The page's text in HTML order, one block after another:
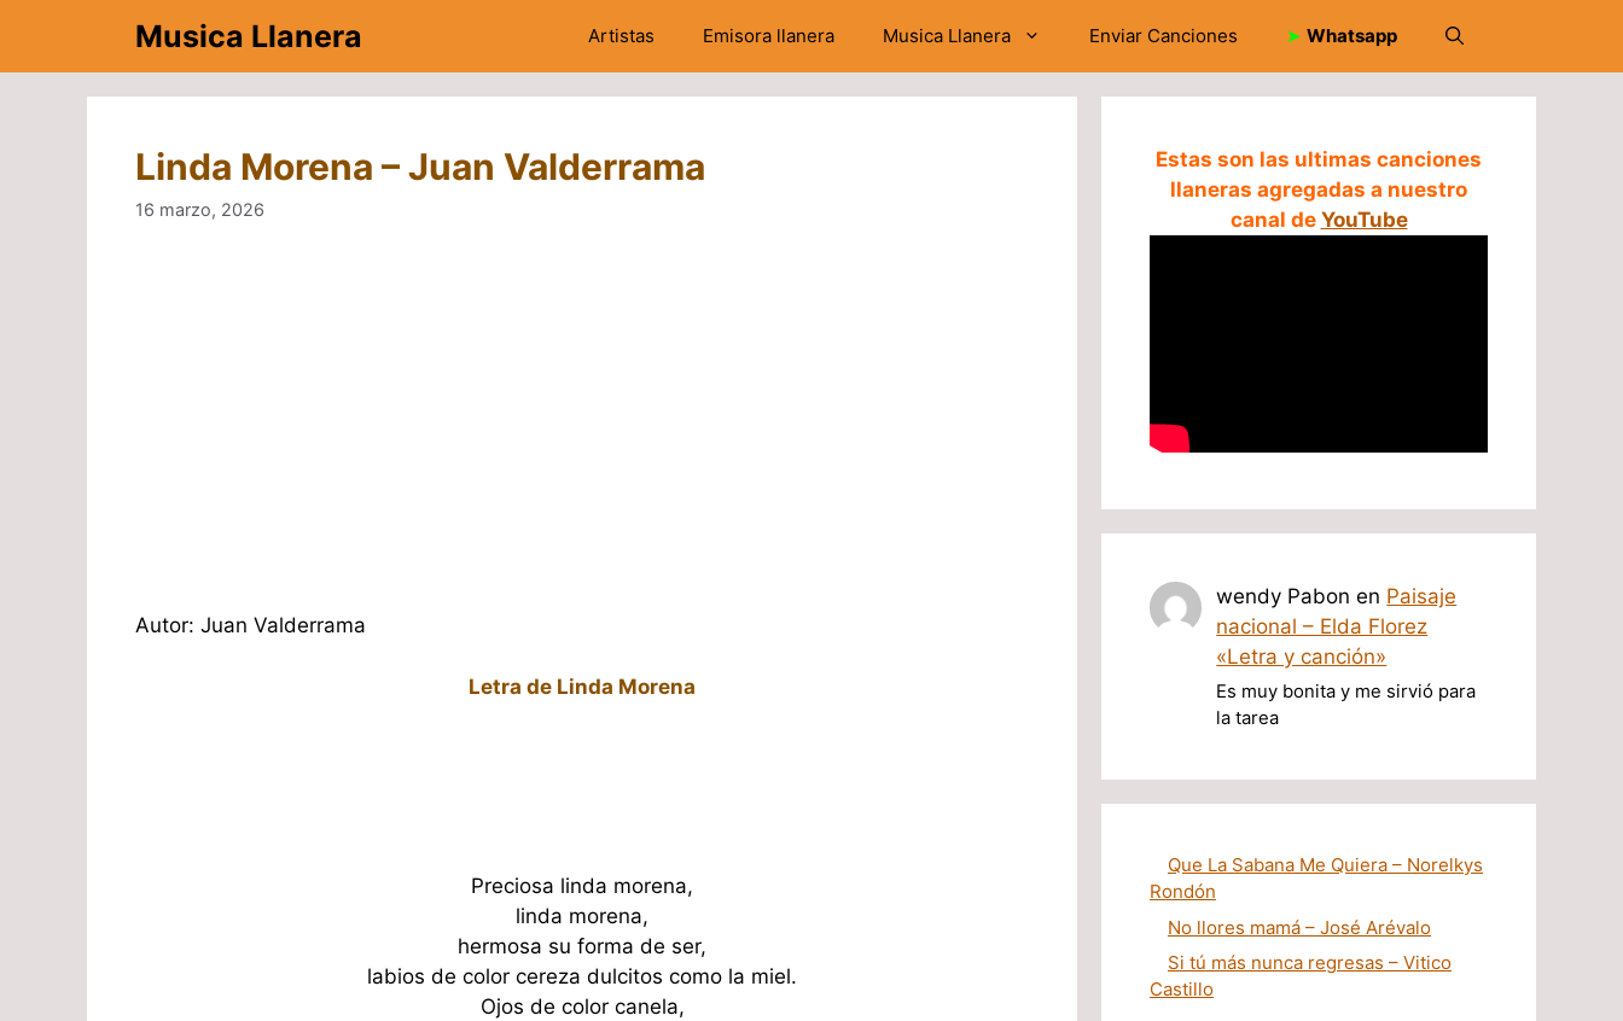
contenido
Musica Llanera Artistas Emisora llanera Musica Llanera Enviar Canciones ➤ Whatsapp
Linda Morena – Juan Valderrama
16 marzo, 2026
Autor: Juan Valderrama
Letra de Linda Morena
Preciosa linda morena,
linda morena,
hermosa su forma de ser,
labios de color cereza dulcitos como la miel.
Ojos de color canela,
Estas son las ultimas canciones
llaneras agregadas a nuestro
canal de YouTube
wendy Pabon en Paisaje
nacional – Elda Florez
«Letra y canción»
Es muy bonita y me sirvió para
la tarea
Que La Sabana Me Quiera – Norelkys
Rondón
No llores mamá – José Arévalo
Si tú más nunca regresas – Vitico
Castillo